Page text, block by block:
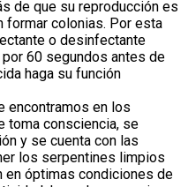
de que su reproducción es
formar colonias. Por esta
o desinfectante
60 segundos antes de
haga su función
encontramos en los
toma consciencia, se
y se cuenta con las
los serpentines limpios
en óptimas condiciones de